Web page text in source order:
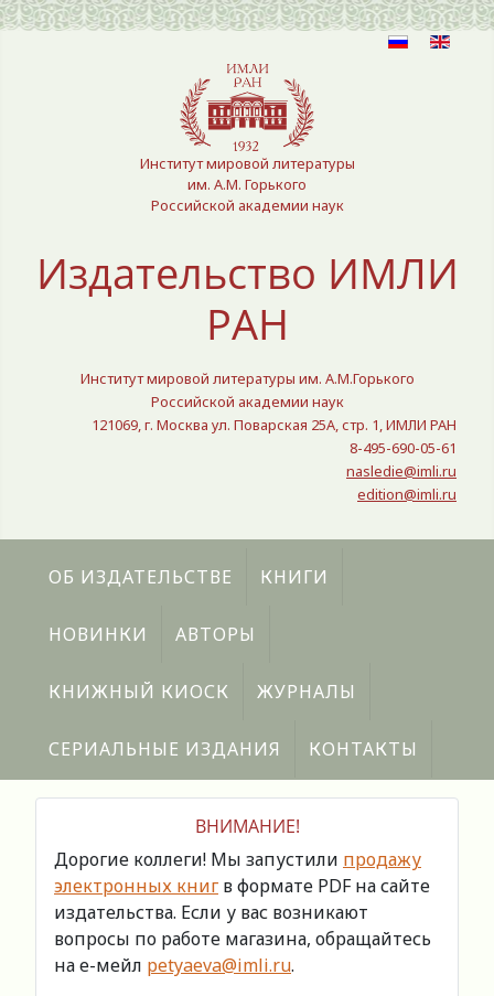
Выберите язык
Институт мировой литературы
им. А.М. Горького
Российской академии наук
Издательство ИМЛИ
РАН
Институт мировой литературы им. А.М.Горького
Российской академии наук
121069, г. Москва ул. Поварская 25A, стр. 1, ИМЛИ РАН
8-495-690-05-61
nasledie@imli.ru
edition@imli.ru
ОБ ИЗДАТЕЛЬСТВЕ КНИГИ
НОВИНКИ АВТОРЫ
КНИЖНЫЙ КИОСК ЖУРНАЛЫ
СЕРИАЛЬНЫЕ ИЗДАНИЯ КОНТАКТЫ
ВНИМАНИЕ!
Дорогие коллеги! Мы запустили продажу
электронных книг в формате PDF на сайте
издательства. Если у вас возникают
вопросы по работе магазина, обращайтесь
на е-мейл petyaeva@imli.ru.